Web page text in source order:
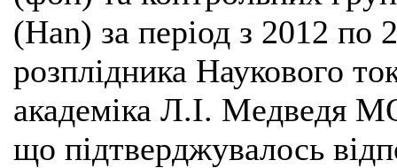
(Han) за період з 2012
розплідника Наукового
академіка Л.I. Медведя
що підтверджувалось